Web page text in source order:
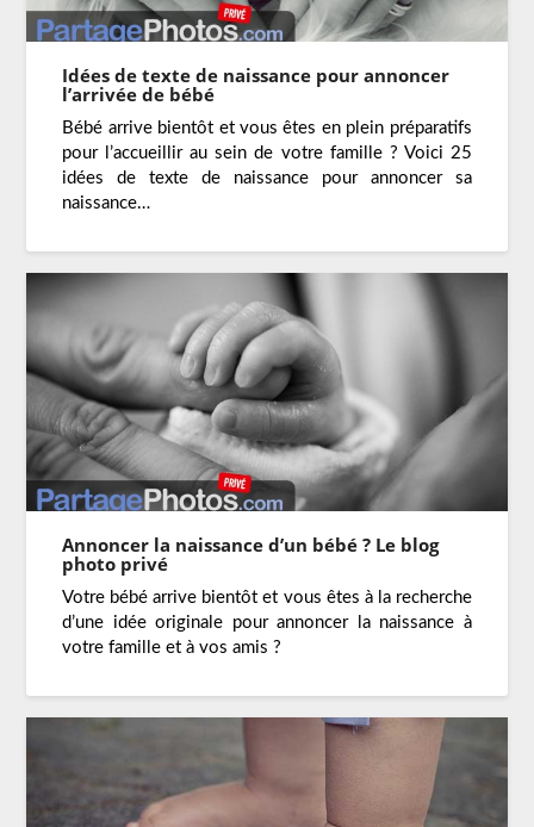
Idées de texte de naissance pour annoncer
l’arrivée de bébé
Bébé arrive bientôt et vous êtes en plein préparatifs
pour l’accueillir au sein de votre famille ? Voici 25
idées de texte de naissance pour annoncer sa
naissance…
Annoncer la naissance d’un bébé ? Le blog
photo privé
Votre bébé arrive bientôt et vous êtes à la recherche
d’une idée originale pour annoncer la naissance à
votre famille et à vos amis ?